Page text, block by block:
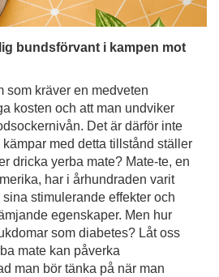
bundsförvant i kampen mot
som kräver en medveten
kosten och att man undviker
Det är därför inte
med detta tillstånd ställer
dricka yerba mate? Mate-te, en
har i århundraden varit
stimulerande effekter och
egenskaper. Men hur
som diabetes? Låt oss
mate kan påverka
man bör tänka på när man